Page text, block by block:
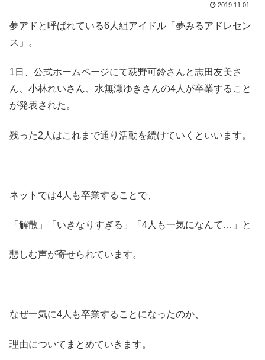
2019.11.01
夢アドと呼ばれている6人組アイドル「夢みるアドレセン
ス」。
1日、公式ホームページにて荻野可鈴さんと志田友美さ
ん、小林れいさん、水無瀬ゆきさんの4人が卒業すること
が発表された。
残った2人はこれまで通り活動を続けていくといいます。
ネットでは4人も卒業することで、
「解散」「いきなりすぎる」「4人も一気になんて…」と
悲しむ声が寄せられています。
なぜ一気に4人も卒業することになったのか、
理由についてまとめていきます。